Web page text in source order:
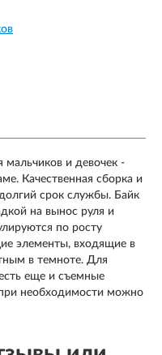
мальчиков и девочек -
Качественная сборка и
срок службы. Байк
на вынос руля и
по росту
элементы, входящие в
в темноте. Для
еще и съемные
необходимости можно